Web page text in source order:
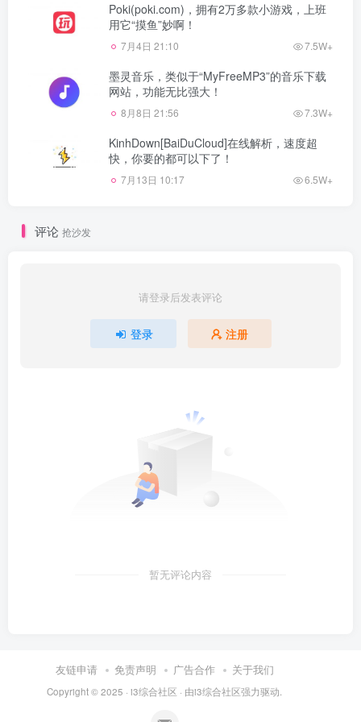
Poki(poki.com)，拥有2万多款小游戏，上班
用它“摸鱼”妙啊！
7月4日 21:10 7.5W+
墨灵音乐，类似于“MyFreeMP3”的音乐下载
网站，功能无比强大！
8月8日 21:56 7.3W+
KinhDown[BaiDuCloud]在线解析，速度超
快，你要的都可以下了！
7月13日 10:17 6.5W+
评论 抢沙发
请登录后发表评论
登录 注册
暂无评论内容
友链申请 免责声明 广告合作 关于我们
Copyright © 2025 · i3综合社区 · 由i3综合社区强力驱动.